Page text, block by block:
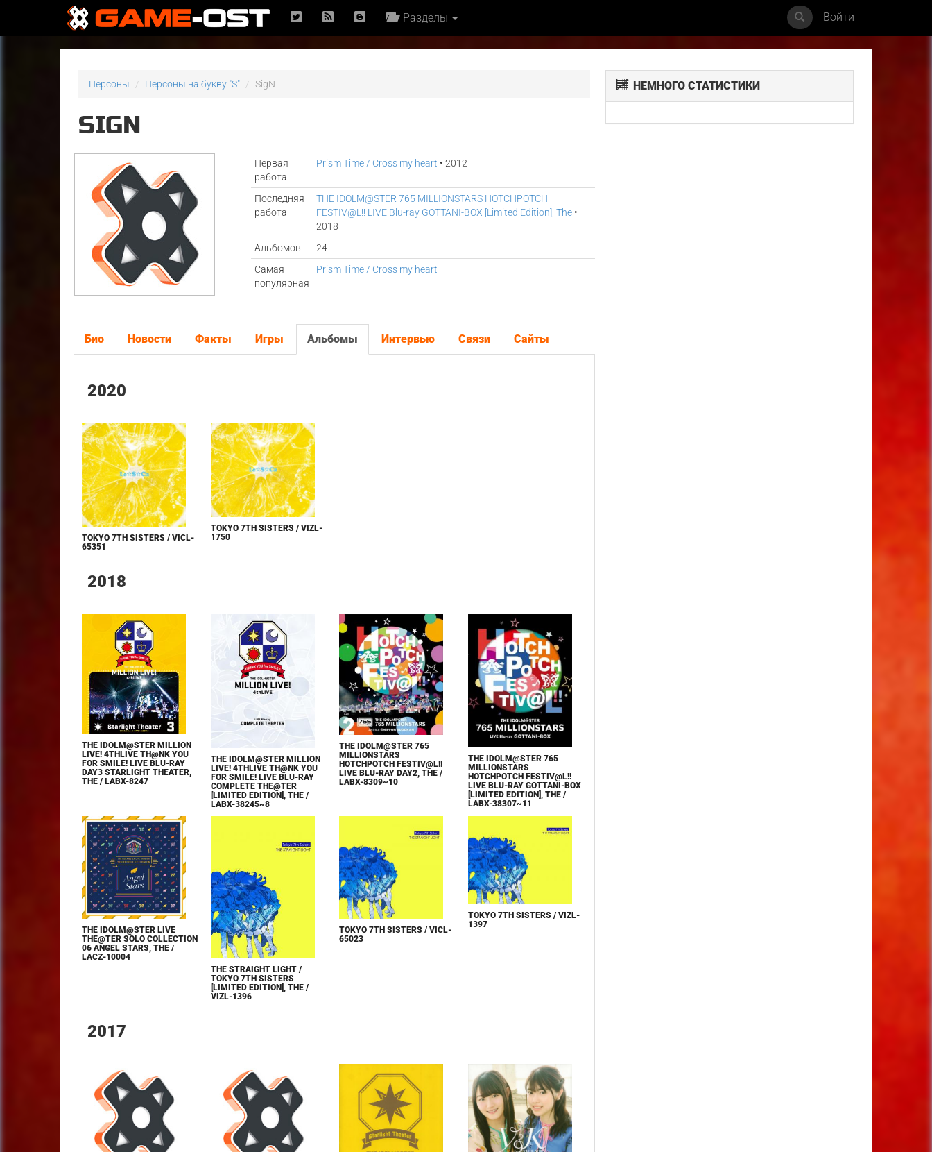
Разделы Войти
Персоны Персоны на букву "S" SigN
SIGN
Первая
работа
Prism Time / Cross my heart • 2012
Последняя
работа
THE IDOLM@STER 765 MILLIONSTARS HOTCHPOTCH
FESTIV@L!! LIVE Blu-ray GOTTANI-BOX [Limited Edition], The•
2018
Альбомов
24
Самая
популярная
Prism Time / Cross my heart
Био Новости Факты Игры Альбомы Интервью Связи Сайты
2020
TOKYO 7TH SISTERS / VICL-
65351
TOKYO 7TH SISTERS / VIZL-
1750
2018
THE IDOLM@STER MILLION
LIVE! 4THLIVE TH@NK YOU
FOR SMILE! LIVE BLU-RAY
DAY3 STARLIGHT THEATER,
THE / LABX-8247
THE IDOLM@STER MILLION
LIVE! 4THLIVE TH@NK YOU
FOR SMILE! LIVE BLU-RAY
COMPLETE THE@TER
[LIMITED EDITION], THE /
LABX-38245~8
THE IDOLM@STER 765
MILLIONSTARS
HOTCHPOTCH FESTIV@L!!
LIVE BLU-RAY DAY2, THE /
LABX-8309~10
THE IDOLM@STER 765
MILLIONSTARS
HOTCHPOTCH FESTIV@L!!
LIVE BLU-RAY GOTTANI-BOX
[LIMITED EDITION], THE /
LABX-38307~11
THE IDOLM@STER LIVE
THE@TER SOLO COLLECTION
06 ANGEL STARS, THE /
LACZ-10004
THE STRAIGHT LIGHT /
TOKYO 7TH SISTERS
[LIMITED EDITION], THE /
VIZL-1396
TOKYO 7TH SISTERS / VICL-
65023
TOKYO 7TH SISTERS / VIZL-
1397
2017
НЕМНОГО СТАТИСТИКИ